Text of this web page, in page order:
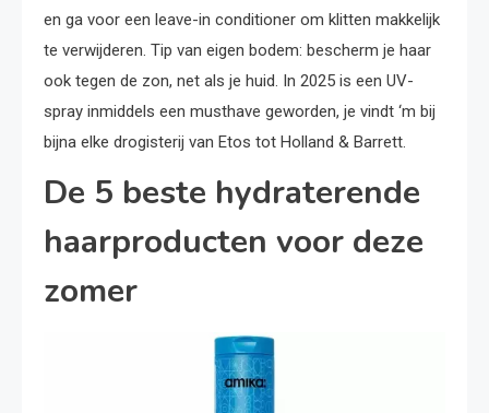
en ga voor een leave-in conditioner om klitten makkelijk
te verwijderen. Tip van eigen bodem: bescherm je haar
ook tegen de zon, net als je huid. In 2025 is een UV-
spray inmiddels een musthave geworden, je vindt ‘m bij
bijna elke drogisterij van Etos tot Holland & Barrett.
De 5 beste hydraterende
haarproducten voor deze
zomer